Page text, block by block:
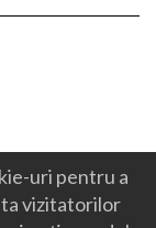
uri pentru a
vizitatorilor